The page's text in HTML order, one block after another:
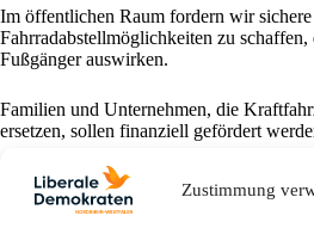
Zustimmung
Im öffentlichen Raum fordern wir
Fahrradabstellmöglichkeiten zu
Fußgänger auswirken.
Familien und Unternehmen, die
ersetzen, sollen finanziell gefördert